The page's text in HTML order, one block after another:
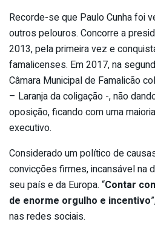
Recorde-se que Paulo Cunha foi
outros pelouros. Concorre a
2013, pela primeira vez e
famalicenses. Em 2017, na
Câmara Municipal de Famalicão
– Laranja da coligação -, não
oposição, ficando com uma
executivo.
Considerado um político de
convicções firmes, incansável na
seu país e da Europa. “Contar
de enorme orgulho e incentivo
nas redes sociais.